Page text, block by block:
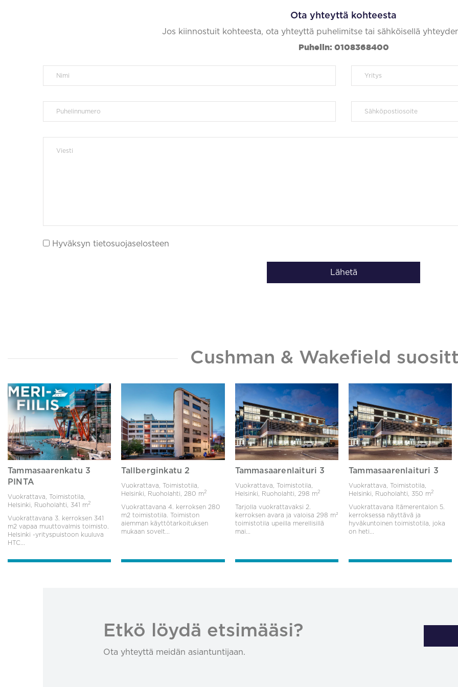
Ota yhteyttä kohteesta
Jos kiinnostuit kohteesta, ota yhteyttä puhelimitse tai sähköisellä
Puhelin: 0108368400
Hyväksyn tietosuojaselosteen
Lähetä
Cushman & Wakefield
Tammasaarenkatu 3
PINTA
Vuokrattava, Toimistotila,
Helsinki, Ruoholahti, 341 m2
Vuokrattavana 3. kerroksen 341
m2 vapaa muuttovalmis toimisto.
Helsinki -yrityspuistoon kuuluva
HTC...
Tallberginkatu 2
Vuokrattava, Toimistotila,
Helsinki, Ruoholahti, 280 m2
Vuokrattavana 4. kerroksen 280
m2 toimistotila. Toimiston
aiemman käyttötarkoituksen
mukaan sovelt...
Tammasaarenlaituri 3
Vuokrattava, Toimistotila,
Helsinki, Ruoholahti,
298 m2
Tarjolla vuokrattavaksi 2.
kerroksen avara ja valoisa 298 m²
toimistotila upeilla merellisillä
mai...
Tammasaarenlaituri 3
Vuokrattava, Toimistotila,
Helsinki, Ruoholahti, 350 m2
Vuokrattavana Itämerentalon 5.
kerroksessa näyttävä ja
hyväkuntoinen toimistotila, joka
on heti...
Etkö löydä etsimääsi?
Ota yhteyttä meidän asiantuntijaan.